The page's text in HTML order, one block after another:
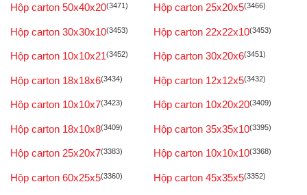
Hộp carton 50x40x20(3471) Hộp carton 25x20x5(3466)
Hộp carton 30x30x10(3453) Hộp carton 22x22x10(3453)
Hộp carton 10x10x21(3452) Hộp carton 30x20x6(3451)
Hộp carton 18x18x6(3434) Hộp carton 12x12x5(3432)
Hộp carton 10x10x7(3423) Hộp carton 10x20x20(3409)
Hộp carton 18x10x8(3409) Hộp carton 35x35x10(3395)
Hộp carton 25x20x7(3383) Hộp carton 10x10x10(3368)
Hộp carton 60x25x5(3360) Hộp carton 45x35x5(3352)